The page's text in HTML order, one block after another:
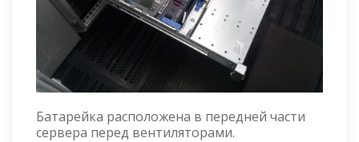
Батарейка расположена в передней части
сервера перед вентиляторами.